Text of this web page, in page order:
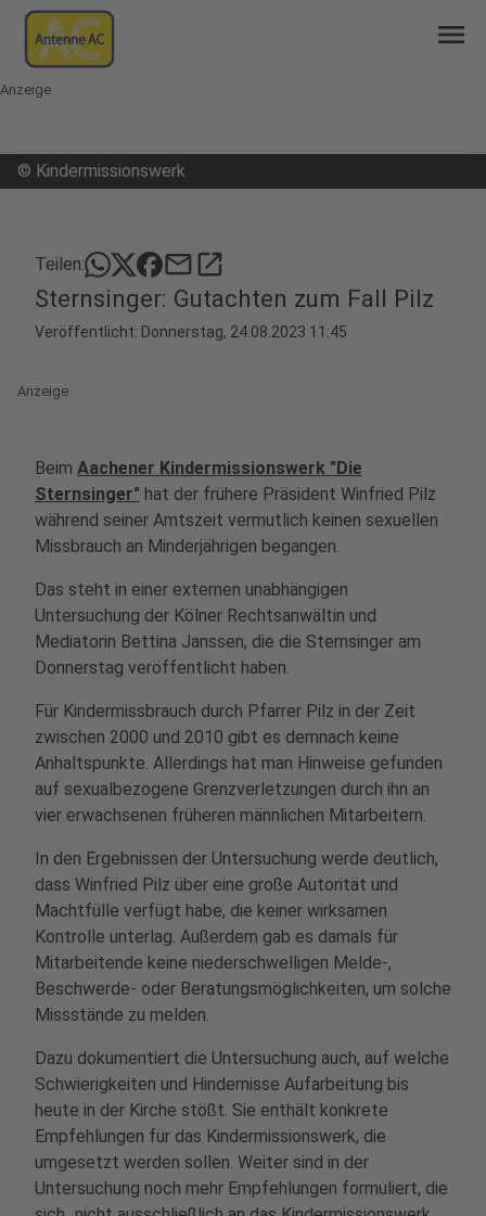
menu
Anzeige
© Kindermissionswerk
Teilen: mailopen_in_new
Sternsinger: Gutachten zum Fall Pilz
Veröffentlicht: Donnerstag, 24.08.2023 11:45
Anzeige
Beim Aachener Kindermissionswerk "Die
Sternsinger" hat der frühere Präsident Winfried Pilz
während seiner Amtszeit vermutlich keinen sexuellen
Missbrauch an Minderjährigen begangen.
Das steht in einer externen unabhängigen
Untersuchung der Kölner Rechtsanwältin und
Mediatorin Bettina Janssen, die die Sternsinger am
Donnerstag veröffentlicht haben.
Für Kindermissbrauch durch Pfarrer Pilz in der Zeit
zwischen 2000 und 2010 gibt es demnach keine
Anhaltspunkte. Allerdings hat man Hinweise gefunden
auf sexualbezogene Grenzverletzungen durch ihn an
vier erwachsenen früheren männlichen Mitarbeitern.
In den Ergebnissen der Untersuchung werde deutlich,
dass Winfried Pilz über eine große Autorität und
Machtfülle verfügt habe, die keiner wirksamen
Kontrolle unterlag. Außerdem gab es damals für
Mitarbeitende keine niederschwelligen Melde-,
Beschwerde- oder Beratungsmöglichkeiten, um solche
Missstände zu melden.
Dazu dokumentiert die Untersuchung auch, auf welche
Schwierigkeiten und Hindernisse Aufarbeitung bis
heute in der Kirche stößt. Sie enthält konkrete
Empfehlungen für das Kindermissionswerk, die
umgesetzt werden sollen. Weiter sind in der
Untersuchung noch mehr Empfehlungen formuliert, die